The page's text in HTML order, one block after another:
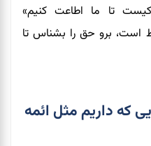
تا ما اطاعت کنیم»
است، برو حق را بشناس تا
که داریم مثل ائمه